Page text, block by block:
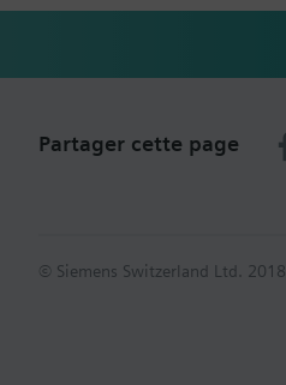
Partager cette page
© Siemens Switzerland Ltd. 2018